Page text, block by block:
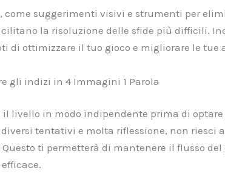
come suggerimenti visivi e strumenti per
la risoluzione delle sfide più difficili.
di ottimizzare il tuo gioco e migliorare le tue
gli indizi in 4 Immagini 1 Parola
il livello in modo indipendente prima di
tentativi e molta riflessione, non riesci
ti permetterà di mantenere il flusso